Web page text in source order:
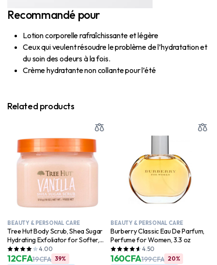
Recommandé pour
Lotion corporelle rafraîchissante et légère
Ceux qui veulent résoudre le problème de l’hydratation et
du soin des odeurs à la fois.
Crème hydratante non collante pour l’été
Related products
BEAUTY & PERSONAL CARE
Tree Hut Body Scrub, Shea Sugar
Hydrating Exfoliator for Softer,
Smoother Skin, Vanilla, 18 oz
4.00
19CFA
12CFA
39%
BEAUTY & PERSONAL CARE
Burberry Classic Eau De Parfum,
Perfume for Women, 3.3 oz
4.50
199CFA
160CFA
20%